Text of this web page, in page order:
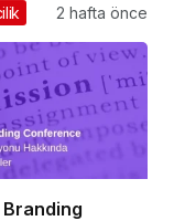
Ubisoft
2 hafta önce
Branding